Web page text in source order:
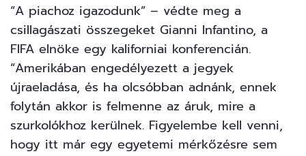
“A piachoz igazodunk” – védte meg a
csillagászati összegeket Gianni Infantino, a
FIFA elnöke egy kaliforniai konferencián.
“Amerikában engedélyezett a jegyek
újraeladása, és ha olcsóbban adnánk, ennek
folytán akkor is felmenne az áruk, mire a
szurkolókhoz kerülnek. Figyelembe kell venni,
hogy itt már egy egyetemi mérkőzésre sem